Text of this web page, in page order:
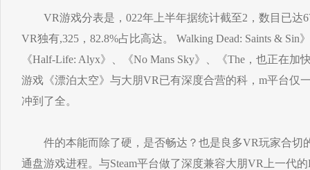
VR游戏分表是，022年上半年据统计截至2，数目已达
VR独有,325，82.8%占比高达。 Walking Dead: Saints &
《Half-Life: Alyx》、《No Mans Sky》、《The，也正在
游戏《漂泊太空》与大朋VR已有深度合营的科，m平台仅
冲到了全。
件的本能而除了硬，是否畅达？也是良多VR玩家合切
通盘游戏进程。与Steam平台做了深度兼容大朋VR上一代